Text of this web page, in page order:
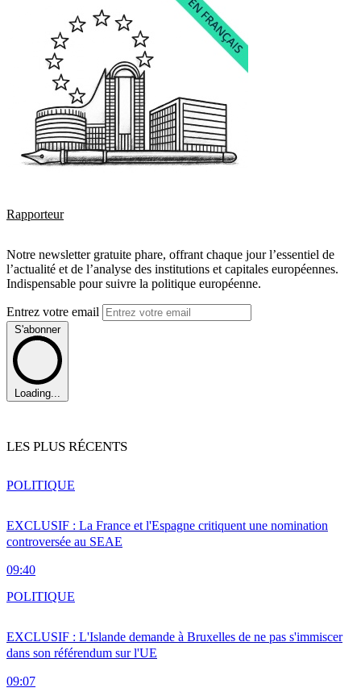
Rapporteur
Notre newsletter gratuite phare, offrant chaque jour l’essentiel de
l’actualité et de l’analyse des institutions et capitales européennes.
Indispensable pour suivre la politique européenne.
Entrez votre email
S'abonner
Loading...
LES PLUS RÉCENTS
EXCLUSIF : La France et l'Espagne critiquent une nomination
controversée au SEAE
09:40
POLITIQUE
EXCLUSIF : L'Islande demande à Bruxelles de ne pas s'immiscer
dans son référendum sur l'UE
09:07
POLITIQUE